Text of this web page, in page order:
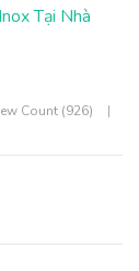
Tại Nhà
Count (926)
|